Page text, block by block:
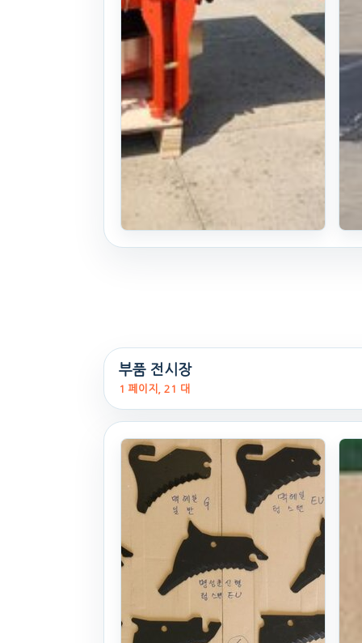
+유압개폐식
26식((0시간)시
간)
. 100일 전
(1640)
800만원
찜하기
부품 전시장
1 페이지, 21 대